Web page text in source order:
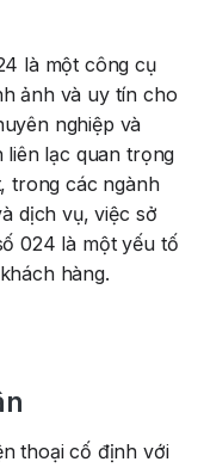
là một công cụ
ảnh và uy tín cho
nghiệp và
liên lạc quan trọng
trong các ngành
dịch vụ, việc sở
024 là một yếu tố
hàng.
thoại cố định với